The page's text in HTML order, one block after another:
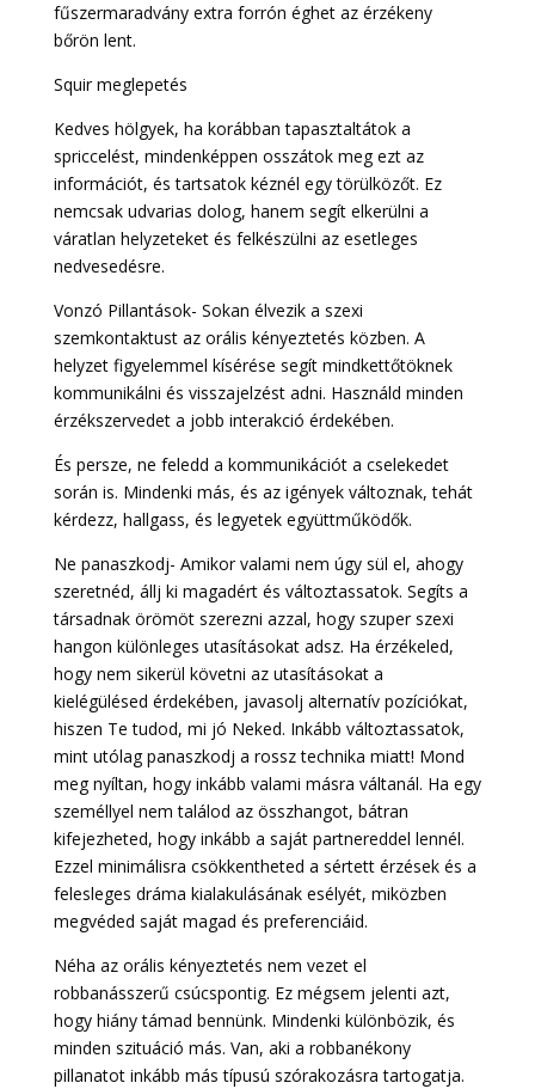
fűszermaradvány extra forrón éghet az érzékeny
bőrön lent.
Squir meglepetés
Kedves hölgyek, ha korábban tapasztaltátok a
spriccelést, mindenképpen osszátok meg ezt az
információt, és tartsatok kéznél egy törülközőt. Ez
nemcsak udvarias dolog, hanem segít elkerülni a
váratlan helyzeteket és felkészülni az esetleges
nedvesedésre.
Vonzó Pillantások- Sokan élvezik a szexi
szemkontaktust az orális kényeztetés közben. A
helyzet figyelemmel kísérése segít mindkettőtöknek
kommunikálni és visszajelzést adni. Használd minden
érzékszervedet a jobb interakció érdekében.
És persze, ne feledd a kommunikációt a cselekedet
során is. Mindenki más, és az igények változnak, tehát
kérdezz, hallgass, és legyetek együttműködők.
Ne panaszkodj- Amikor valami nem úgy sül el, ahogy
szeretnéd, állj ki magadért és változtassatok. Segíts a
társadnak örömöt szerezni azzal, hogy szuper szexi
hangon különleges utasításokat adsz. Ha érzékeled,
hogy nem sikerül követni az utasításokat a
kielégülésed érdekében, javasolj alternatív pozíciókat,
hiszen Te tudod, mi jó Neked. Inkább változtassatok,
mint utólag panaszkodj a rossz technika miatt! Mond
meg nyíltan, hogy inkább valami másra váltanál. Ha egy
személlyel nem találod az összhangot, bátran
kifejezheted, hogy inkább a saját partnereddel lennél.
Ezzel minimálisra csökkentheted a sértett érzések és a
felesleges dráma kialakulásának esélyét, miközben
megvéded saját magad és preferenciáid.
Néha az orális kényeztetés nem vezet el
robbanásszerű csúcspontig. Ez mégsem jelenti azt,
hogy hiány támad bennünk. Mindenki különbözik, és
minden szituáció más. Van, aki a robbanékony
pillanatot inkább más típusú szórakozásra tartogatja.